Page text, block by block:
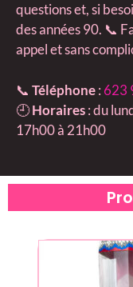
questions et, si
des années 90. 📞
appel et sans
📞 Téléphone: 623
🕘Horaires: du
17h00 à 21h00